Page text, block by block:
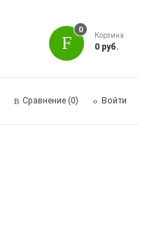
0
Корзина
0 руб.
Сравнение (0) Войти